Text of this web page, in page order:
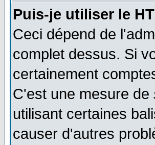
Puis-je utiliser le
Ceci dépend de
complet dessus. Si
certainement
C'est une mesure de
utilisant certaines
causer d'autres